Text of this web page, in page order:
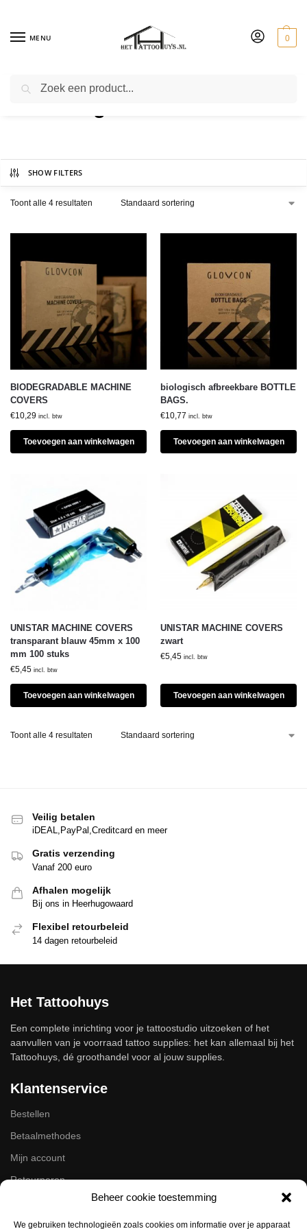
Beheer cookie toestemming
We gebruiken technologieën zoals cookies om informatie over je apparaat
MENU 0
SHOW FILTERS
Toont alle 4 resultaten
BIODEGRADABLE MACHINE
COVERS
€10,29 incl. btw
Toevoegen aan winkelwagen
biologisch afbreekbare BOTTLE
BAGS.
€10,77 incl. btw
Toevoegen aan winkelwagen
UNISTAR MACHINE COVERS
transparant blauw 45mm x 100
mm 100 stuks
€5,45 incl. btw
Toevoegen aan winkelwagen
UNISTAR MACHINE COVERS
zwart
€5,45 incl. btw
Toevoegen aan winkelwagen
Toont alle 4 resultaten
Veilig betalen
iDEAL,PayPal,Creditcard en meer
Gratis verzending
Vanaf 200 euro
Afhalen mogelijk
Bij ons in Heerhugowaard
Flexibel retourbeleid
14 dagen retourbeleid
Het Tattoohuys
Een complete inrichting voor je tattoostudio uitzoeken of het
aanvullen van je voorraad tattoo supplies: het kan allemaal bij het
Tattoohuys, dé groothandel voor al jouw supplies.
Klantenservice
Bestellen
Betaalmethodes
Mijn account
Retourneren